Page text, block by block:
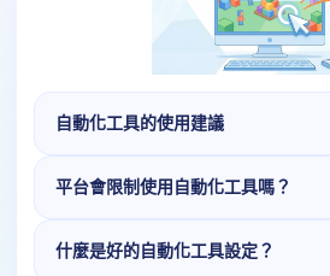
自動化工具的使用建議
平台會限制使用自動化工具嗎？
什麼是好的自動化工具設定？